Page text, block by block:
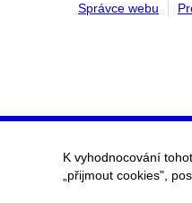
Správce webu
K vyhodnocování
„přijmout cookies",